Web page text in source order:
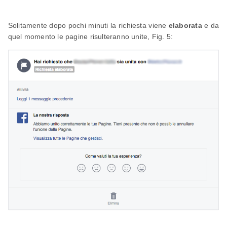
Solitamente dopo pochi minuti la richiesta viene elaboratae da
quel momento le pagine risulteranno unite, Fig. 5: